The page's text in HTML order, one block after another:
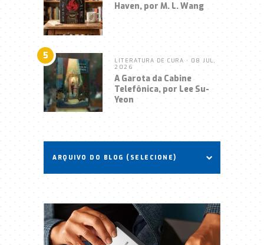
Haven, por M. L. Wang
5 LITERATURA DE CURA • 08 JUL,
2026
A Garota da Cabine
Telefônica, por Lee Su-
Yeon
ARQUIVO DO BLOG (SELECIONE)